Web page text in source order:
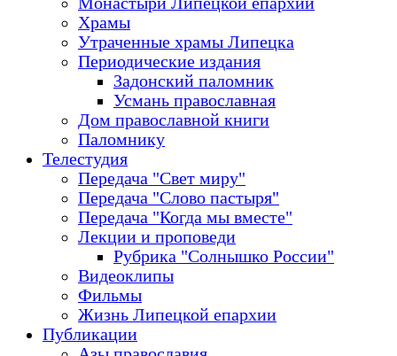
Храмы
Утраченные храмы Липецка
Периодические издания
Задонский паломник
Усмань православная
Дом православной книги
Паломнику
Телестудия
Передача "Свет миру"
Передача "Слово пастыря"
Передача "Когда мы вместе"
Лекции и проповеди
Рубрика "Солнышко России"
Видеоклипы
Фильмы
Жизнь Липецкой епархии
Публикации